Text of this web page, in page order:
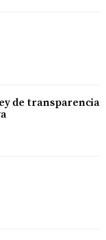
de transparencia